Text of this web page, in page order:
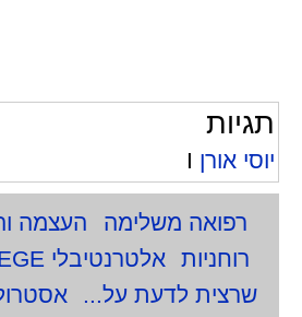
תגיות
יוסי אורן
רפואה משלימה
העצמה
רוחניות
אלטרנטיבלי COLLEGE
שרצית לדעת על...